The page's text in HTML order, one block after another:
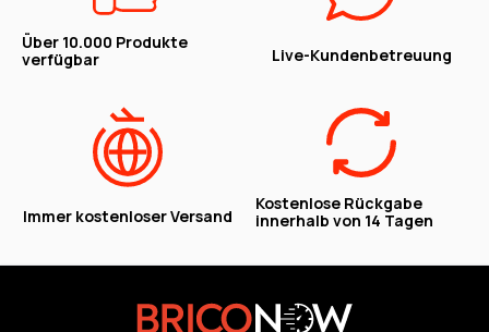
Über 10.000 Produkte
verfügbar
Live-Kundenbetreuung
Immer kostenloser Versand
Kostenlose Rückgabe
innerhalb von 14 Tagen